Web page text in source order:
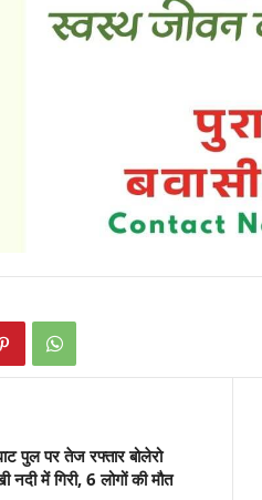
पुल पर तेज रफ्तार बोलेरो
में गिरी, 6 लोगों की मौत